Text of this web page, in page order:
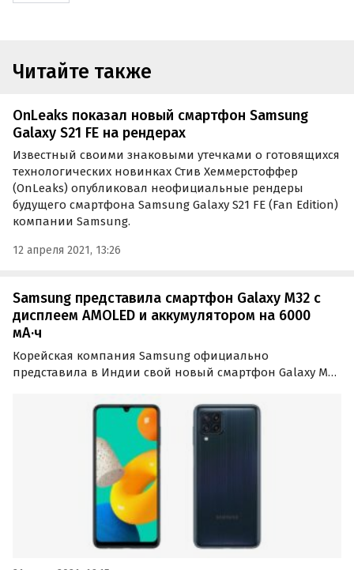
Читайте также
OnLeaks показал новый смартфон Samsung
Galaxy S21 FE на рендерах
Известный своими знаковыми утечками о готовящихся
технологических новинках Стив Хеммерстоффер
(OnLeaks) опубликовал неофициальные рендеры
будущего смартфона Samsung Galaxy S21 FE (Fan Edition)
компании Samsung.
12 апреля 2021, 13:26
Samsung представила смартфон Galaxy M32 с
дисплеем AMOLED и аккумулятором на 6000
мА·ч
Корейская компания Samsung официально
представила в Индии свой новый смартфон Galaxy M32,
Infinity-U с разрешением FHD+ и аккумулятор емкостью